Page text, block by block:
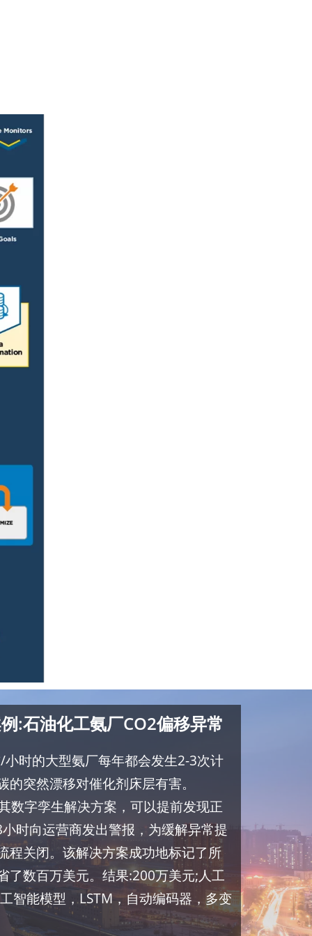
:石油化工氨厂CO2偏移异常
时的大型氨厂每年都会发生2-3次计
突然漂移对催化剂床层有害。
数字孪生解决方案，可以提前发现正
时向运营商发出警报，为缓解异常提
程关闭。该解决方案成功地标记了所
了数百万美元。结果:200万美元;人工
智能模型，LSTM，自动编码器，多变